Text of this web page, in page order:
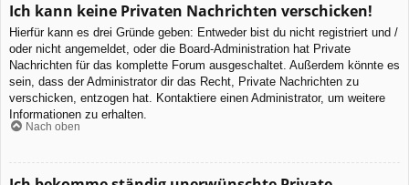
Ich kann keine Privaten Nachrichten verschicken!
Hierfür kann es drei Gründe geben: Entweder bist du nicht registriert und /
oder nicht angemeldet, oder die Board-Administration hat Private
Nachrichten für das komplette Forum ausgeschaltet. Außerdem könnte es
sein, dass der Administrator dir das Recht, Private Nachrichten zu
verschicken, entzogen hat. Kontaktiere einen Administrator, um weitere
Informationen zu erhalten.
Nach oben